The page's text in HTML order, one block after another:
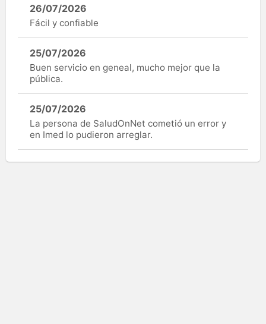
26/07/2026
Fácil y confiable
25/07/2026
Buen servicio en geneal, mucho mejor que la
pública.
25/07/2026
La persona de SaludOnNet cometió un error y
en Imed lo pudieron arreglar.